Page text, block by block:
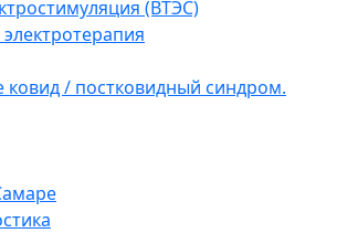
(ВТЭС)
ковид / постковидный синдром.